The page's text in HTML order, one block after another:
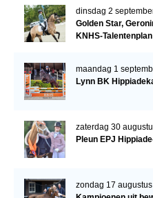
dinsdag 2
Golden Star,
KNHS-Talentenplan
maandag 1
Lynn BK
zaterdag 30
Pleun EPJ
zondag 17 augustus